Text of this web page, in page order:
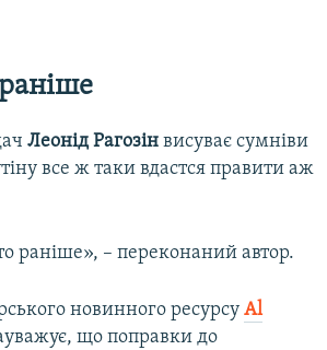
Леонід Рагозін висуває сумніви
все ж таки вдастся правити аж
раніше», – переконаний автор.
новинного ресурсу Al
що поправки до